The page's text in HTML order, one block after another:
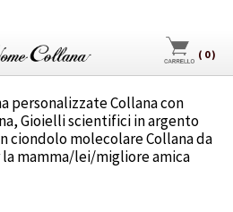
( 0)
personalizzate Collana con
Gioielli scientifici in argento
ciondolo molecolare Collana da
mamma/lei/migliore amica